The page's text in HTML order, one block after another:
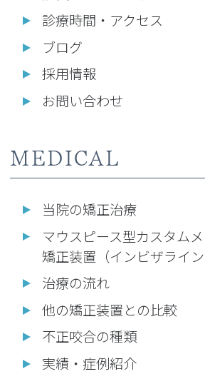
診療時間・アクセス
ブログ
採用情報
お問い合わせ
MEDICAL
当院の矯正治療
マウスピース型カスタム
矯正装置（インビザライン
治療の流れ
他の矯正装置との比較
不正咬合の種類
実績・症例紹介